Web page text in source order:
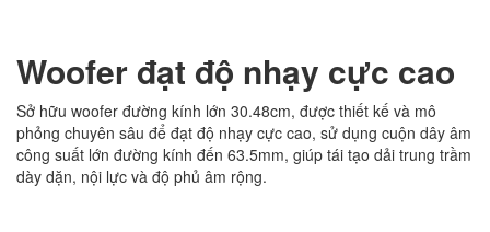
Woofer đạt độ nhạy cực cao
Sở hữu woofer đường kính lớn 30.48cm, được thiết kế và mô
phỏng chuyên sâu để đạt độ nhạy cực cao, sử dụng cuộn dây âm
công suất lớn đường kính đến 63.5mm, giúp tái tạo dải trung trầm
dày dặn, nội lực và độ phủ âm rộng.